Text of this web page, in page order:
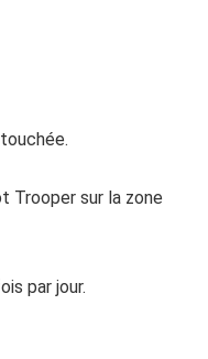
Trooper sur la zone
par jour.